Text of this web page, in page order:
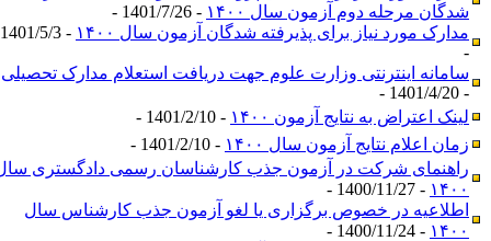
شدگان مرحله دوم آزمون سال ۱۴۰۰
- 1401/7/26 -
مدارک مورد نیاز برای پذیرفته شدگان آزمون سال ۱۴۰۰
- 1401/5/3
-
سامانه اینترنتی وزارت علوم جهت دریافت استعلام مدارک تحصیلی
- 1401/4/20 -
لینک اعتراض به نتایج آزمون ۱۴۰۰
- 1401/2/10 -
زمان اعلام نتایج آزمون سال ۱۴۰۰
- 1401/2/10 -
راهنمای شرکت در آزمون جذب کارشناسان رسمی دادگستری سال
۱۴۰۰- 1400/11/27 -
اطلاعیه در خصوص برگزاری یا لغو آزمون جذب کارشناس سال
۱۴۰۰- 1400/11/24 -